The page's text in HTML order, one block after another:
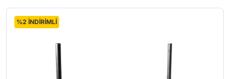
%2 İNDİRİMLİ